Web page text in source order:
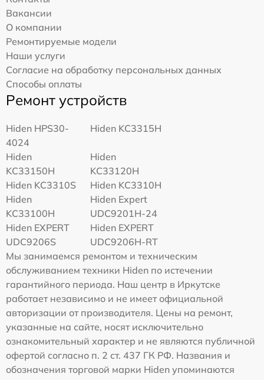
Вакансии
О компании
Ремонтируемые модели
Наши услуги
Согласие на обработку персональных данных
Способы оплаты
Ремонт устройств
Hiden HPS30-
4024
Hiden KC3315H
Hiden
KC33150H
Hiden
KC33120H
Hiden KC3310S
Hiden KC3310H
Hiden
KC33100H
Hiden Expert
UDC9201H-24
Hiden EXPERT
UDC9206S
Hiden EXPERT
UDC9206H-RT
Мы занимаемся ремонтом и техническим
обслуживанием техники Hiden по истечении
гарантийного периода. Наш центр в Иркутске
работает независимо и не имеет официальной
авторизации от производителя. Цены на ремонт,
указанные на сайте, носят исключительно
ознакомительный характер и не являются публичной
офертой согласно п. 2 ст. 437 ГК РФ. Названия и
обозначения торговой марки Hiden упоминаются